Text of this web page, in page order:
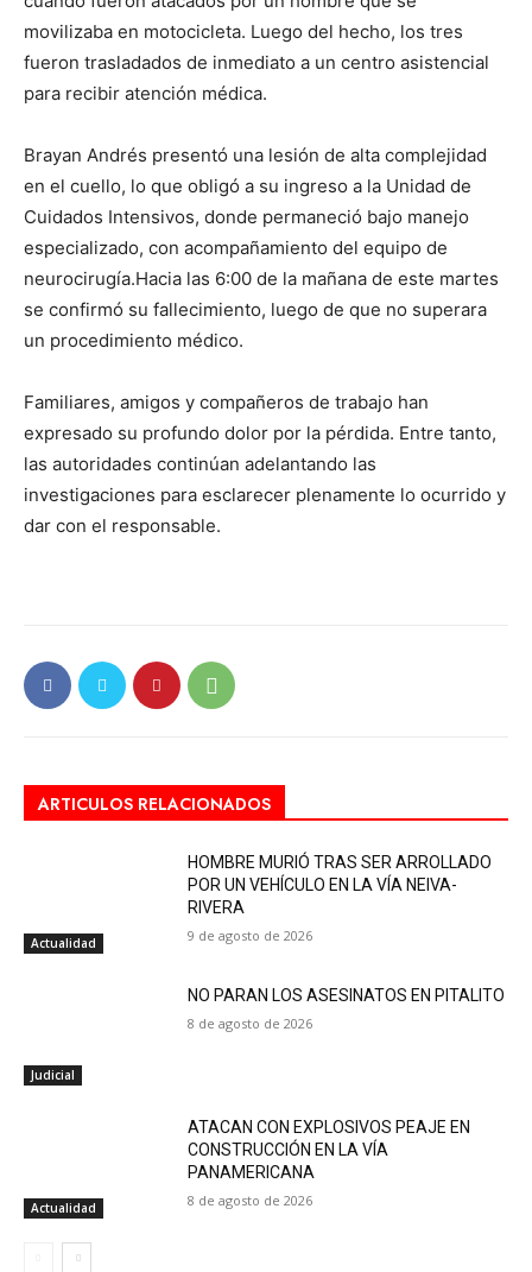
movilizaba en motocicleta. Luego del hecho, los tres
fueron trasladados de inmediato a un centro asistencial
para recibir atención médica.
Brayan Andrés presentó una lesión de alta complejidad
en el cuello, lo que obligó a su ingreso a la Unidad de
Cuidados Intensivos, donde permaneció bajo manejo
especializado, con acompañamiento del equipo de
neurocirugía.Hacia las 6:00 de la mañana de este martes
se confirmó su fallecimiento, luego de que no superara
un procedimiento médico.
Familiares, amigos y compañeros de trabajo han
expresado su profundo dolor por la pérdida. Entre tanto,
las autoridades continúan adelantando las
investigaciones para esclarecer plenamente lo ocurrido y
dar con el responsable.
ARTICULOS RELACIONADOS
Actualidad
HOMBRE MURIÓ TRAS SER ARROLLADO
POR UN VEHÍCULO EN LA VÍA NEIVA-
RIVERA
9 de agosto de 2026
Judicial
NO PARAN LOS ASESINATOS EN PITALITO
8 de agosto de 2026
Actualidad
ATACAN CON EXPLOSIVOS PEAJE EN
CONSTRUCCIÓN EN LA VÍA
PANAMERICANA
8 de agosto de 2026